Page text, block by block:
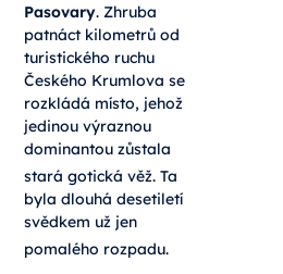
Pasovary. Zhruba
patnáct kilometrů od
turistického ruchu
Českého Krumlova se
rozkládá místo, jehož
jedinou výraznou
dominantou zůstala
stará gotická věž. Ta
byla dlouhá desetiletí
svědkem už jen
pomalého rozpadu.